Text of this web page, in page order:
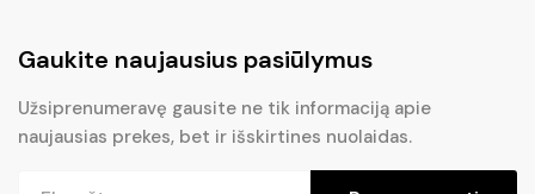
Gaukite naujausius pasiūlymus
Užsiprenumeravę gausite ne tik informaciją apie
naujausias prekes, bet ir išskirtines nuolaidas.